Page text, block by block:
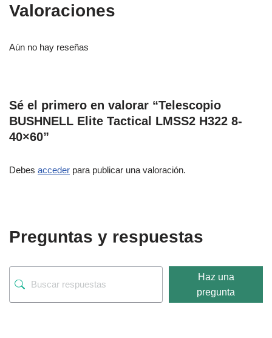
Valoraciones
Aún no hay reseñas
Sé el primero en valorar “Telescopio
BUSHNELL Elite Tactical LMSS2 H322 8-
40×60”
Debes acceder para publicar una valoración.
Preguntas y respuestas
Haz una
pregunta